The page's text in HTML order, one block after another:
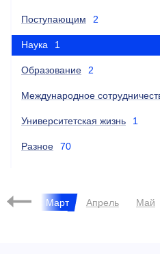
Поступающим 2
Наука 1
Образование 2
Международное
Университетская жизнь 1
Разное 70
Март Апрель Май